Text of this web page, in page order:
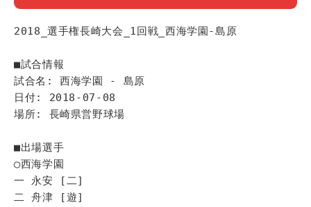
2018_選手権長崎大会_1回戦_西海学園-島原
■試合情報
試合名: 西海学園 - 島原
日付: 2018-07-08
場所: 長崎県営野球場
■出場選手
◯西海学園
一 永安 [二]
二 舟津 [遊]